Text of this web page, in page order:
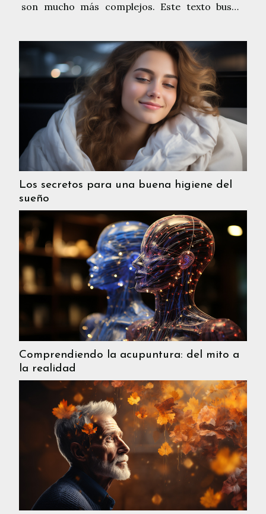
son mucho más complejos. Este texto busca
detallada a lo que realmente consumimos. Le
invitamos a...
Los secretos para una buena higiene del
sueño
Comprendiendo la acupuntura: del mito a
la realidad